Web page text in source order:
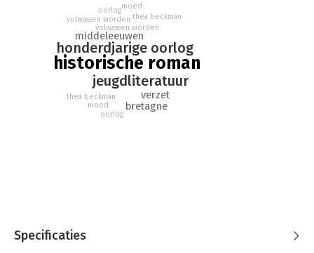
historische roman
honderdjarige oorlog
jeugdliteratuur
middeleeuwen
verzet
bretagne
volwassen worden
oorlog
moed
thea beckman
volwassen worden
oorlog
moed
thea beckman
Specificaties